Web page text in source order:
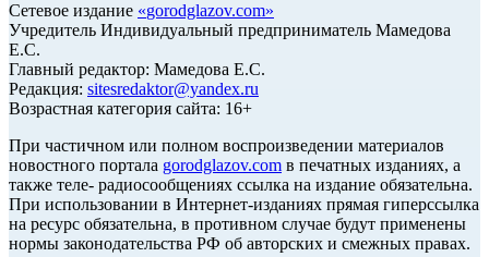
Сетевое издание «gorodglazov.com»
Учредитель Индивидуальный предприниматель Мамедова
Е.С.
Главный редактор: Мамедова Е.С.
Редакция: sitesredaktor@yandex.ru
Возрастная категория сайта: 16+
При частичном или полном воспроизведении материалов
новостного портала gorodglazov.com в печатных изданиях, а
также теле- радиосообщениях ссылка на издание обязательна.
При использовании в Интернет-изданиях прямая гиперссылка
на ресурс обязательна, в противном случае будут применены
нормы законодательства РФ об авторских и смежных правах.